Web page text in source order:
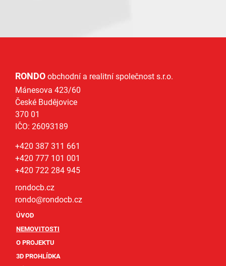
RONDO obchodní a realitní společnost s.r.o.
Mánesova 423/60
České Budějovice
370 01
IČO: 26093189
+420 387 311 661
+420 777 101 001
+420 722 284 945
rondocb.cz
rondo@rondocb.cz
ÚVOD
NEMOVITOSTI
O PROJEKTU
3D PROHLÍDKA